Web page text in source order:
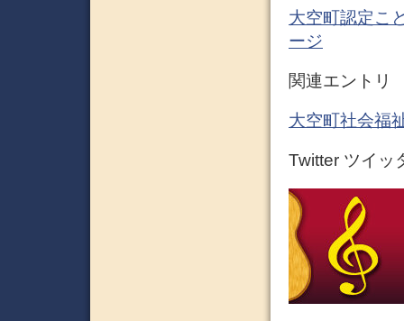
大空町認定こ
ージ
関連エントリ
大空町社会福
Twitter ツイッ